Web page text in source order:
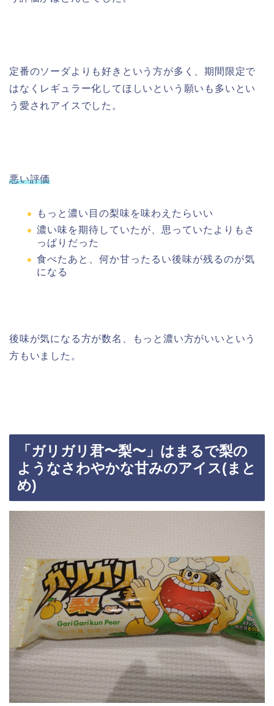
定番のソーダよりも好きという方が多く、期間限定で
はなくレギュラー化してほしいという願いも多いとい
う愛されアイスでした。
悪い評価
もっと濃い目の梨味を味わえたらいい
濃い味を期待していたが、思っていたよりもさ
っぱりだった
食べたあと、何か甘ったるい後味が残るのが気
になる
後味が気になる方が数名、もっと濃い方がいいという
方もいました。
「ガリガリ君〜梨〜」はまるで梨の
ようなさわやかな甘みのアイス(まと
め)